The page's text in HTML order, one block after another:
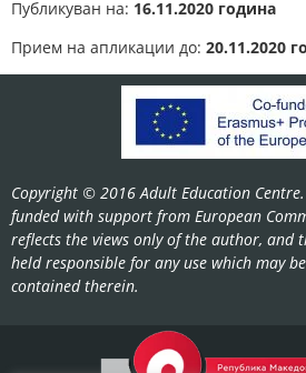
Публикуван на: 16.11.2020 година
Прием на апликации до: 20.11.2020
Copyright © 2016 Adult Education
funded with support from European
reflects the views only of the author, and
held responsible for any use which may
contained therein.